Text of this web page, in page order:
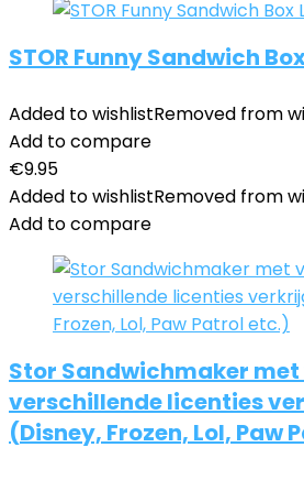
STOR Funny Sandwich
Added to wishlistRemoved from
Add to compare
€9.95
Added to wishlistRemoved from
Add to compare
Stor Sandwichmaker
verschillende licenties
(Disney, Frozen, Lol, Paw